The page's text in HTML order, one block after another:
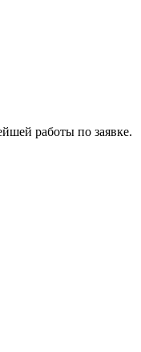
работы по заявке.